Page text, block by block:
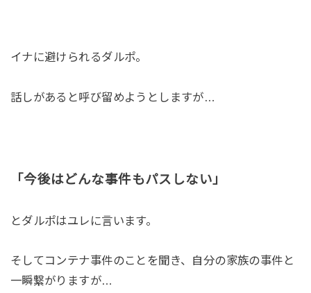
イナに避けられるダルポ。
話しがあると呼び留めようとしますが…
「今後はどんな事件もパスしない」
とダルポはユレに言います。
そしてコンテナ事件のことを聞き、自分の家族の事件と
一瞬繋がりますが…